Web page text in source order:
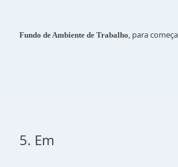
Fundo de Ambiente de Trabalho, para
5. Em